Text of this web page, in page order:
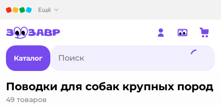
Ещё
Каталог
Поводки для собак крупных пород
49 товаров